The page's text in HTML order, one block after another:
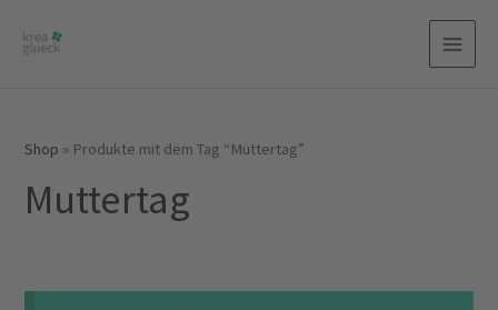
Inhalt
Shop » Produkte mit dem Tag “Muttertag”
Muttertag